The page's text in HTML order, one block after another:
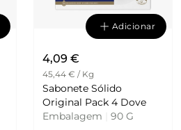
Adicionar
4,09 €
45,44 € / Kg
Sabonete Sólido
Original Pack 4 Dove
Embalagem
90 G